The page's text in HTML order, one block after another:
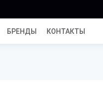
БРЕНДЫ КОНТАКТЫ